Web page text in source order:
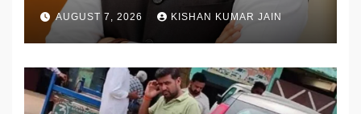
AUGUST 7, 2026 KISHAN KUMAR JAIN